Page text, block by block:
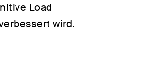
Load
wird.